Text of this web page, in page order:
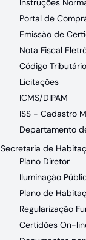
Instruções
Portal de
Emissão de
Nota Fiscal
Código Tributário
Licitações
ICMS/DIPAM
ISS - Cadastro
Departamento
Secretaria de
Plano Diretor
Iluminação
Plano de
Regularização
Certidões On-